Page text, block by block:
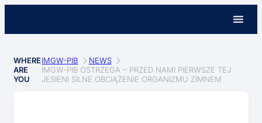
WHERE
ARE
YOU
IMGW-PIB
NEWS
IMGW-PIB OSTRZEGA – PRZED NAMI PIERWSZE TEJ
JESIENI SILNE OBCIĄŻENIE ORGANIZMU ZIMNEM